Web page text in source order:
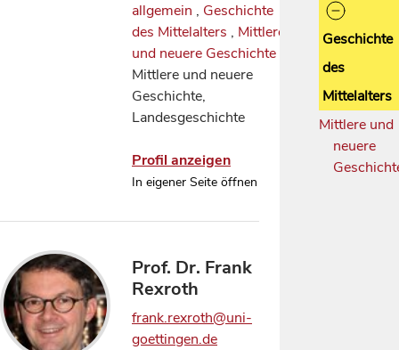
allgemein , Geschichte
des Mittelalters , Mittlere
und neuere Geschichte
Mittlere und neuere
Geschichte,
Landesgeschichte
Profil anzeigen
In eigener Seite öffnen
Prof. Dr. Frank
Rexroth
frank.rexroth@uni-
goettingen.de
Geschichte
des
Mittelalters
Mittlere und
neuere